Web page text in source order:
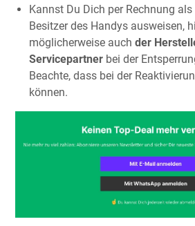
Kannst Du Dich per Rechnung
Besitzer des Handys ausweisen,
möglicherweise auch der
Servicepartner bei der
Beachte, dass bei der
können.